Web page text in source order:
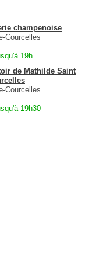
champenoise
Courcelles
19h
de Mathilde Saint
Courcelles
19h30